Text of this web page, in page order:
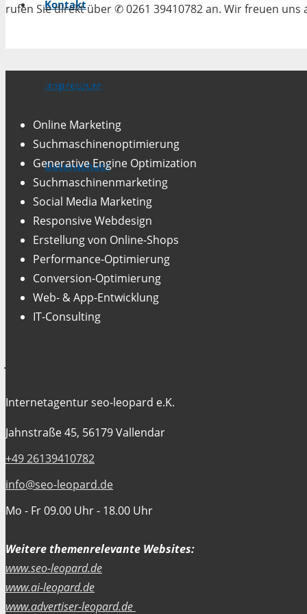
Kontakt
Impressum
Datenschutz
rufen Sie direkt über ✆ 0261 39410782 an. Wir freuen uns
Unsere Fachgebiete
Online Marketing
Suchmaschinenoptimierung
Generative Engine Optimization
Suchmaschinenmarketing
Social Media Marketing
Responsive Webdesign
Erstellung von Online-Shops
Performance-Optimierung
Conversion-Optimierung
Web- & App-Entwicklung
IT-Consulting
Internetagentur seo-leopard e.K.
Jahnstraße 45, 56179 Vallendar
+49 26139410782
info@seo-leopard.de
Mo - Fr 09.00 Uhr - 18.00 Uhr
Weitere themenrelevante Websites:
www.seo-leopard.de
www.ai-leopard.de
www.advertiser-leopard.de